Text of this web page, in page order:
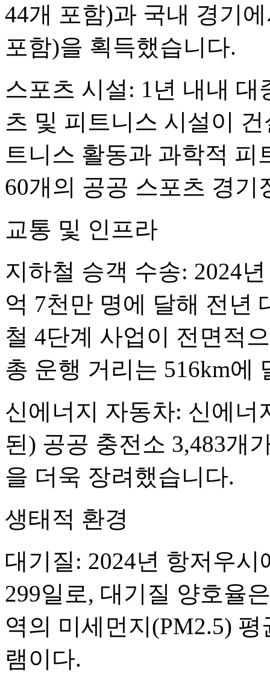
44개 포함)과 국내 경기
포함)을 획득했습니다.
스포츠 시설: 1년 내내
츠 및 피트니스 시설이
트니스 활동과 과학적
60개의 공공 스포츠 경
교통 및 인프라
지하철 승객 수송: 2024
억 7천만 명에 달해 전년
철 4단계 사업이 전면적
총 운행 거리는 516km에
신에너지 자동차: 신에너
된) 공공 충전소 3,483개
을 더욱 장려했습니다.
생태적 환경
대기질: 2024년 항저우
299일로, 대기질 양호율
역의 미세먼지(PM2.5)
램이다.